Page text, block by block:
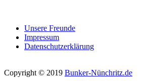
Unsere Freunde
Impressum
Datenschutzerklärung
Copyright © 2019 Bunker-Nünchritz.de